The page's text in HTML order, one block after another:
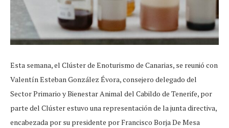
Esta semana, el Clúster de Enoturismo de Canarias, se reunió con
Valentín Esteban González Évora, consejero delegado del
Sector Primario y Bienestar Animal del Cabildo de Tenerife, por
parte del Clúster estuvo una representación de la junta directiva,
encabezada por su presidente por Francisco Borja De Mesa